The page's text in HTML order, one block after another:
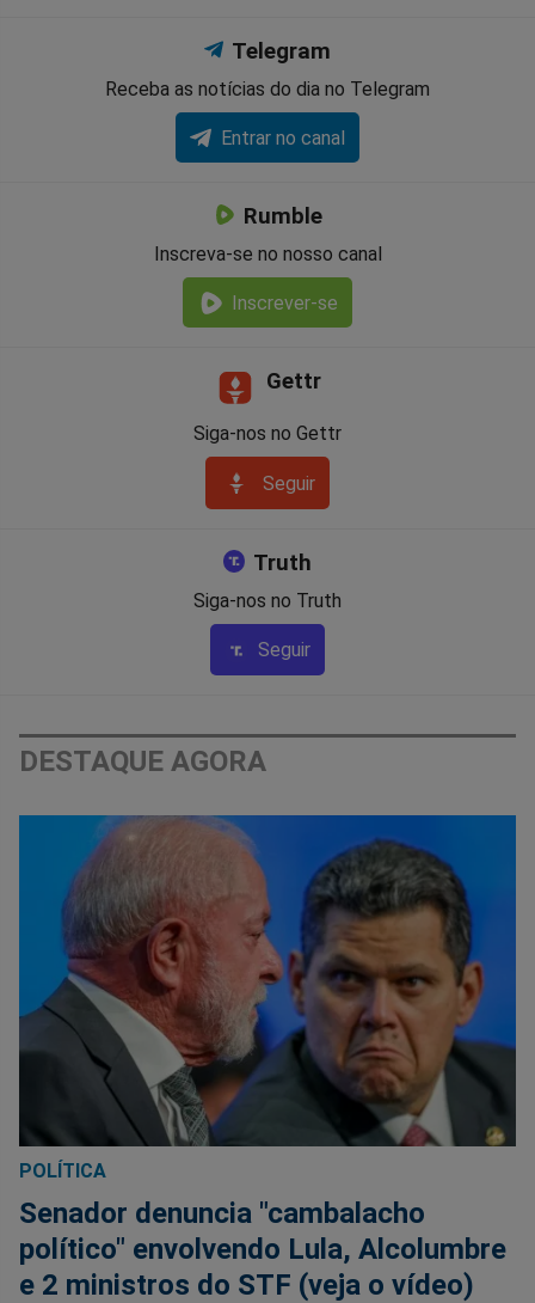
Telegram
Receba as notícias do dia no Telegram
Entrar no canal
Rumble
Inscreva-se no nosso canal
Inscrever-se
Gettr
Siga-nos no Gettr
Seguir
Truth
Siga-nos no Truth
Seguir
DESTAQUE AGORA
POLÍTICA
Senador denuncia "cambalacho
político" envolvendo Lula, Alcolumbre
e 2 ministros do STF (veja o vídeo)